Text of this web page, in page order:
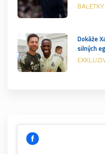
BALETKY
Dokáže
silných